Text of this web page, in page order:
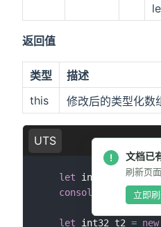
返回值
类型
描述
this
修改后的类型化数
UTS
let int32_t1 = new
console
let int32_t2 = new
! 文档已
刷新页
立即